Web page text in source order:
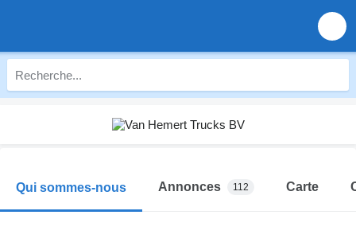
Qui sommes-nous Annonces 112 Carte